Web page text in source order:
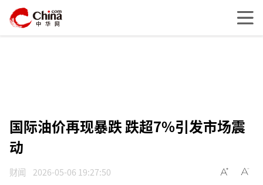
国际油价再现暴跌 跌超7%引发市场震
动
财闻 2026-05-06 19:27:50